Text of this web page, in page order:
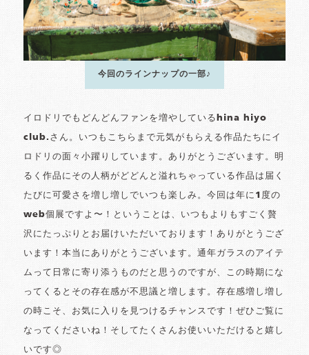
今回のラインナップの一部♪
イロドリでもどんどんファンを増やしているhina hiyo
club.さん。いつもこちらまで元気がもらえる作品たちにイ
ロドリの面々小躍りしています。ありがとうございます。明
るく作品にその人柄がどどんと溢れちゃっている作品は届く
たびに可愛さを増し増しでいつも楽しみ。今回は年に1度の
web個展ですよ〜！ということは、いつもよりもすごく贅
沢にたっぷりとお届けいただいております！ありがとうござ
います！本当にありがとうございます。通年ガラスのアイテ
ムって日常に寄り添うものだと思うのですが、この時期にな
ってくるとその存在感が不思議と増します。存在感増し増し
の時こそ、お気に入りを見つけるチャンスです！ぜひご覧に
なってくださいね！そしてたくさんお使いいただけると嬉し
いです◎